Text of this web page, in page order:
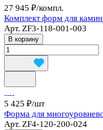
27 945 ₽/компл.
Комплект форм для
Арт. ZF3-118-001-003
В корзину
5 425 ₽/шт
Форма для
Арт. ZF4-120-200-024